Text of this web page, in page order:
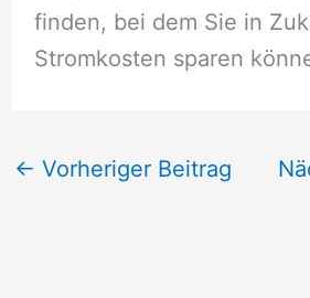
finden, bei dem Sie in
Stromkosten sparen
← Vorheriger Beitrag